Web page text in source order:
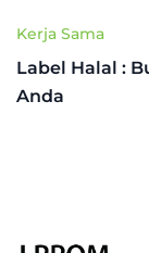
Kerja Sama
Label Halal :
Anda